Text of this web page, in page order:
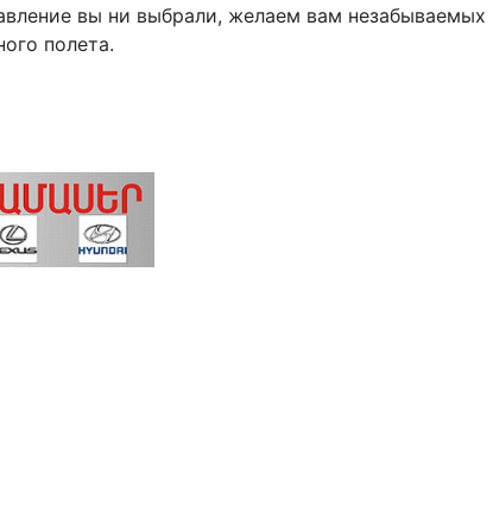
вы ни выбрали, желаем вам незабываемых
полета.